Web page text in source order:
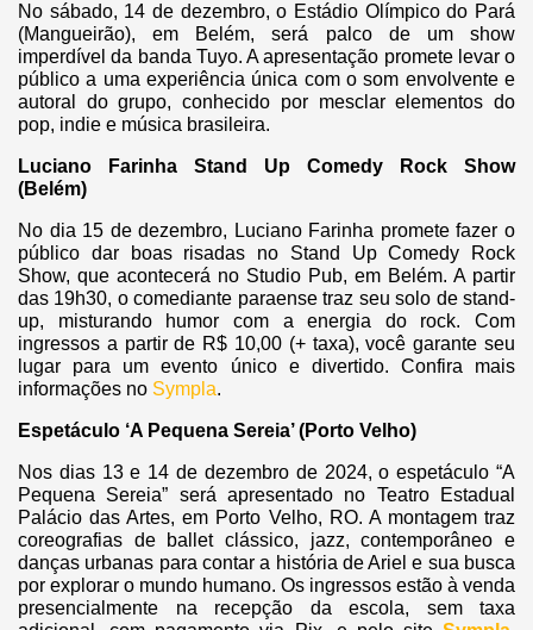
No sábado, 14 de dezembro, o Estádio Olímpico do Pará
(Mangueirão), em Belém, será palco de um show
imperdível da banda Tuyo. A apresentação promete levar o
público a uma experiência única com o som envolvente e
autoral do grupo, conhecido por mesclar elementos do
pop, indie e música brasileira.
Luciano Farinha Stand Up Comedy Rock Show
(Belém)
No dia 15 de dezembro, Luciano Farinha promete fazer o
público dar boas risadas no Stand Up Comedy Rock
Show, que acontecerá no Studio Pub, em Belém. A partir
das 19h30, o comediante paraense traz seu solo de stand-
up, misturando humor com a energia do rock. Com
ingressos a partir de R$ 10,00 (+ taxa), você garante seu
lugar para um evento único e divertido. Confira mais
informações no Sympla.
Espetáculo ‘A Pequena Sereia’ (Porto Velho)
Nos dias 13 e 14 de dezembro de 2024, o espetáculo “A
Pequena Sereia” será apresentado no Teatro Estadual
Palácio das Artes, em Porto Velho, RO. A montagem traz
coreografias de ballet clássico, jazz, contemporâneo e
danças urbanas para contar a história de Ariel e sua busca
por explorar o mundo humano. Os ingressos estão à venda
presencialmente na recepção da escola, sem taxa